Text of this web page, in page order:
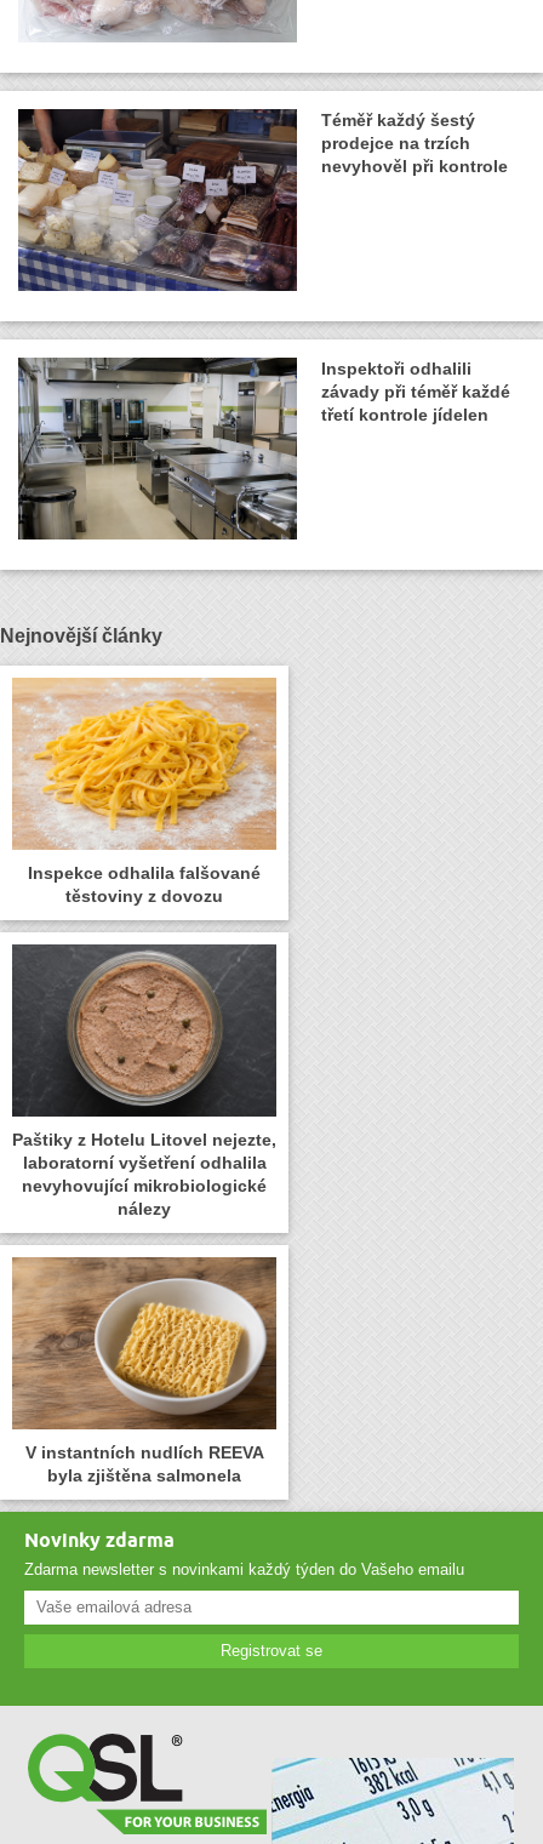
Téměř každý šestý
prodejce na trzích
nevyhověl při kontrole
Inspektoři odhalili
závady při téměř každé
třetí kontrole jídelen
Nejnovější články
Inspekce odhalila falšované
těstoviny z dovozu
Paštiky z Hotelu Litovel nejezte,
laboratorní vyšetření odhalila
nevyhovující mikrobiologické
nálezy
V instantních nudlích REEVA
byla zjištěna salmonela
Novinky zdarma
Zdarma newsletter s novinkami každý týden do Vašeho emailu
Registrovat se